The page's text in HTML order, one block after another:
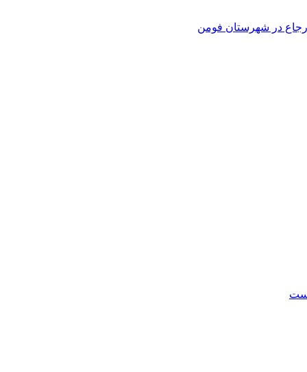
ارجاع در شهرستان فومن